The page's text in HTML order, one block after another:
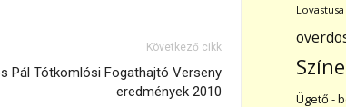
Következő cikk
Pál Tótkomlósi Fogathajtó Verseny
eredmények 2010
Ügető -